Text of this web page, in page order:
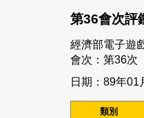
第36會次評
經濟部電子遊
會次：第36次
日期：89年01
類別